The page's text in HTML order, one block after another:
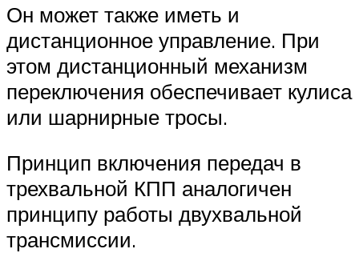
Он может также иметь и
дистанционное управление. При
этом дистанционный механизм
переключения обеспечивает кулиса
или шарнирные тросы.
Принцип включения передач в
трехвальной КПП аналогичен
принципу работы двухвальной
трансмиссии.